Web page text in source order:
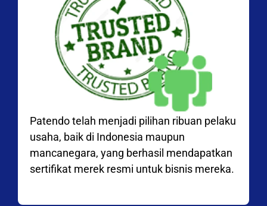
Patendo telah menjadi pilihan ribuan pelaku
usaha, baik di Indonesia maupun
mancanegara, yang berhasil mendapatkan
sertifikat merek resmi untuk bisnis mereka.